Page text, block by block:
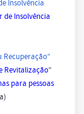
Insolvência
Insolvência
Recuperação“
Revitalização“
para pessoas